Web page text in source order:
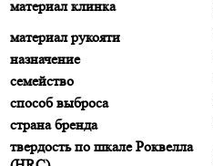
материал клинка
материал рукояти
назначение
семейство
способ выброса
страна бренда
твердость по шкале Роквелла